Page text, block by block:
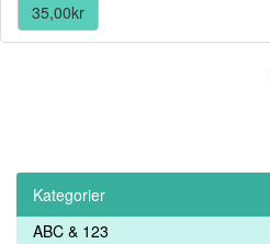
35,00kr
Kategorier
ABC & 123